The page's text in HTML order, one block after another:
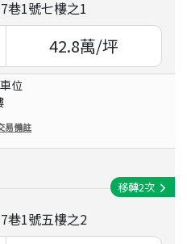
巷1號七樓之1
42.8萬/坪
位
易備註
巷1號五樓之2
移轉2次